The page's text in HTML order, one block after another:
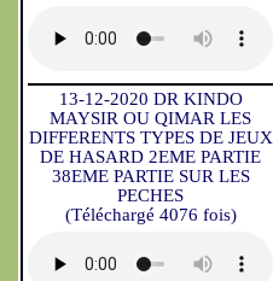
13-12-2020 DR KINDO
MAYSIR OU QIMAR LES
DIFFERENTS TYPES DE JEUX
DE HASARD 2EME PARTIE
38EME PARTIE SUR LES
PECHES
(Téléchargé 4076 fois)